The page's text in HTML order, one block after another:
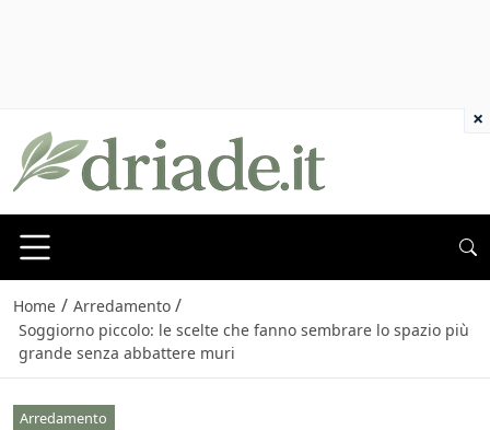
Home / Arredamento /
Soggiorno piccolo: le scelte che fanno sembrare lo spazio più
grande senza abbattere muri
Arredamento
×